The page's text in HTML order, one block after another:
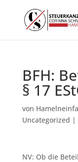
BFH:
§ 17
von
Uncategorized |
NV: Ob die